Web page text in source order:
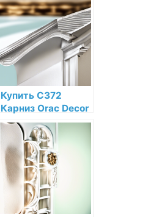
Полиуретан Orac
Decor по низкой
цене в интернет-
магазине
Купить C372
Карниз Orac Decor
Fluxus Полиуретан
Orac Decor по
низкой цене в
интернет-
магазине